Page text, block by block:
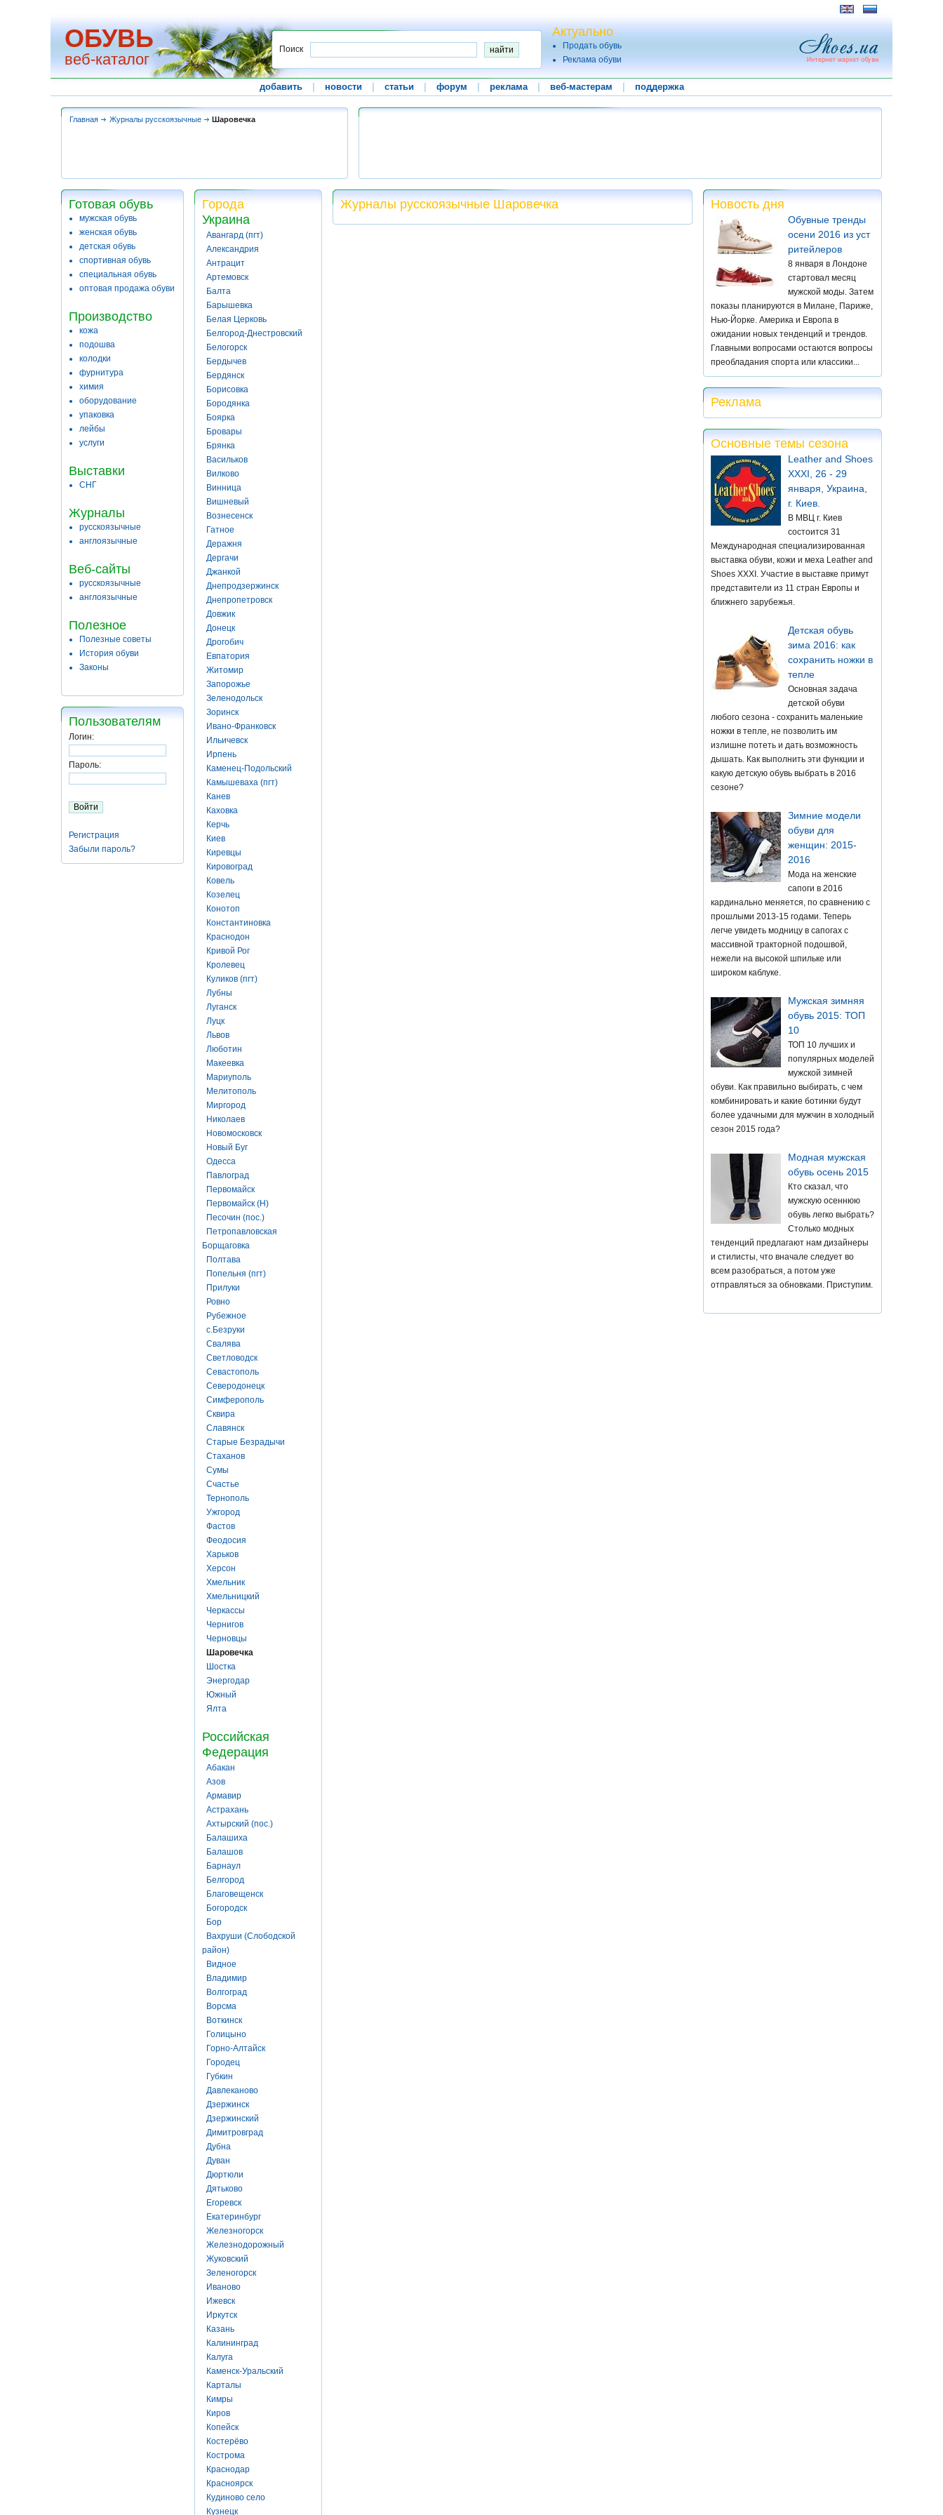
ОБУВЬ
веб-каталог
Поиск
Актуально
Продать обувь
Реклама обуви
добавить новости статьи форум реклама веб-мастерам поддержка
Главная Журналы русскоязычные Шаровечка
Готовая обувь
мужская обувь
женская обувь
детская обувь
спортивная обувь
специальная обувь
оптовая продажа обуви
Производство
кожа
подошва
колодки
фурнитура
химия
оборудование
упаковка
лейбы
услуги
Выставки
СНГ
Журналы
русскоязычные
англоязычные
Веб-сайты
русскоязычные
англоязычные
Полезное
Полезные советы
История обуви
Законы
Пользователям
Логин:
Пароль:
Регистрация
Забыли пароль?
Города
Украина
Авангард (пгт)
Александрия
Антрацит
Артемовск
Балта
Барышевка
Белая Церковь
Белгород-Днестровский
Белогорск
Бердычев
Бердянск
Борисовка
Бородянка
Боярка
Бровары
Брянка
Васильков
Вилково
Винница
Вишневый
Вознесенск
Гатное
Деражня
Дергачи
Джанкой
Днепродзержинск
Днепропетровск
Довжик
Донецк
Дрогобич
Евпатория
Житомир
Запорожье
Зеленодольск
Зоринск
Ивано-Франковск
Ильичевск
Ирпень
Каменец-Подольский
Камышеваха (пгт)
Канев
Каховка
Керчь
Киев
Киревцы
Кировоград
Ковель
Козелец
Конотоп
Константиновка
Краснодон
Кривой Рог
Кролевец
Куликов (пгт)
Лубны
Луганск
Луцк
Львов
Люботин
Макеевка
Мариуполь
Мелитополь
Миргород
Николаев
Новомосковск
Новый Буг
Одесса
Павлоград
Первомайск
Первомайск (Н)
Песочин (пос.)
Петропавловская
Борщаговка
Полтава
Попельня (пгт)
Прилуки
Ровно
Рубежное
с.Безруки
Свалява
Светловодск
Севастополь
Северодонецк
Симферополь
Сквира
Славянск
Старые Безрадычи
Стаханов
Сумы
Счастье
Тернополь
Ужгород
Фастов
Феодосия
Харьков
Херсон
Хмельник
Хмельницкий
Черкассы
Чернигов
Черновцы
Шаровечка
Шостка
Энергодар
Южный
Ялта
Российская
Федерация
Абакан
Азов
Армавир
Астрахань
Ахтырский (пос.)
Балашиха
Балашов
Барнаул
Белгород
Благовещенск
Богородск
Бор
Вахруши (Слободской
район)
Видное
Владимир
Волгоград
Ворсма
Воткинск
Голицыно
Горно-Алтайск
Городец
Губкин
Давлеканово
Дзержинск
Дзержинский
Димитровград
Дубна
Дуван
Дюртюли
Дятьково
Егоревск
Екатеринбург
Железногорск
Железнодорожный
Жуковский
Зеленогорск
Иваново
Ижевск
Иркутск
Казань
Калининград
Калуга
Каменск-Уральский
Карталы
Кимры
Киров
Копейск
Костерёво
Кострома
Краснодар
Красноярск
Кудиново село
Кузнецк
Журналы русскоязычные Шаровечка Новость дня
Обувные тренды
осени 2016 из уст
ритейлеров
8 января в Лондоне
стартовал месяц
мужской моды. Затем
показы планируются в Милане, Париже,
Нью-Йорке. Америка и Европа в
ожидании новых тенденций и трендов.
Главными вопросами остаются вопросы
преобладания спорта или классики...
Реклама
Основные темы сезона
Leather and Shoes
XXXI, 26 - 29
января, Украина,
г. Киев.
В МВЦ г. Киев
состоится 31
Международная специализированная
выставка обуви, кожи и меха Leather and
Shoes XXXI. Участие в выставке примут
представители из 11 стран Европы и
ближнего зарубежья.
Детская обувь
зима 2016: как
сохранить ножки в
тепле
Основная задача
детской обуви
любого сезона - сохранить маленькие
ножки в тепле, не позволить им
излишне потеть и дать возможность
дышать. Как выполнить эти функции и
какую детскую обувь выбрать в 2016
сезоне?
Зимние модели
обуви для
женщин: 2015-
2016
Мода на женские
сапоги в 2016
кардинально меняется, по сравнению с
прошлыми 2013-15 годами. Теперь
легче увидеть модницу в сапогах с
массивной тракторной подошвой,
нежели на высокой шпильке или
широком каблуке.
Мужская зимняя
обувь 2015: ТОП
10
ТОП 10 лучших и
популярных моделей
мужской зимней
обуви. Как правильно выбирать, с чем
комбинировать и какие ботинки будут
более удачными для мужчин в холодный
сезон 2015 года?
Модная мужская
обувь осень 2015
Кто сказал, что
мужскую осеннюю
обувь легко выбрать?
Столько модных
тенденций предлагают нам дизайнеры
и стилисты, что вначале следует во
всем разобраться, а потом уже
отправляться за обновками. Приступим.